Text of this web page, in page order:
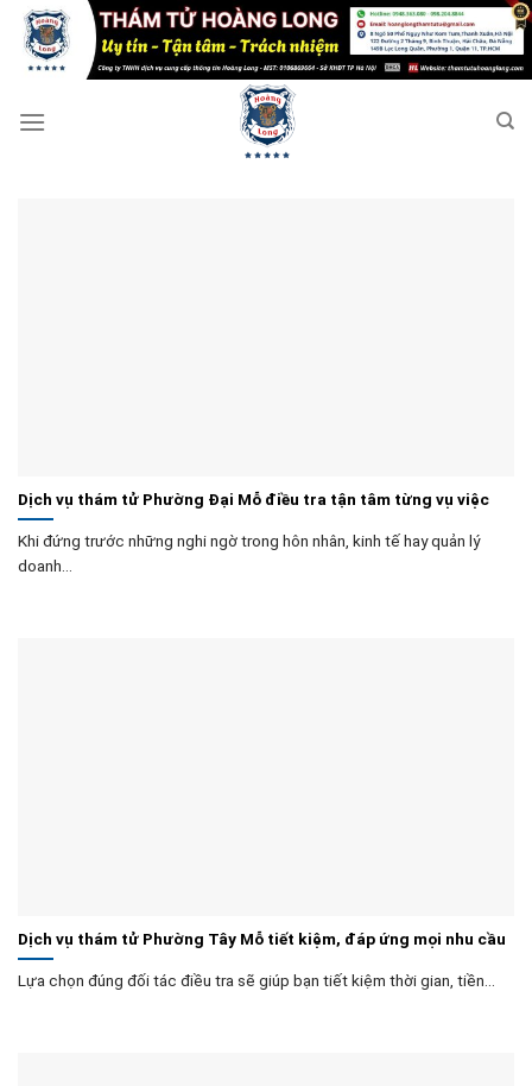
qua
Dịch vụ thám tử Phường Đại Mỗ điều tra tận tâm từng vụ việc
Khi đứng trước những nghi ngờ trong hôn nhân, kinh tế hay quản lý
doanh...
Dịch vụ thám tử Phường Tây Mỗ tiết kiệm, đáp ứng mọi nhu cầu
Lựa chọn đúng đối tác điều tra sẽ giúp bạn tiết kiệm thời gian, tiền...